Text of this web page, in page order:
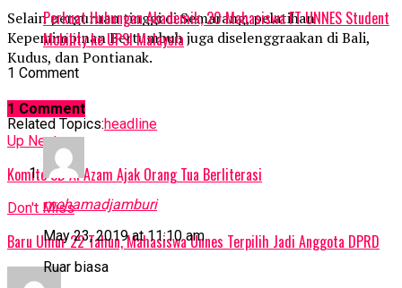
Selain perguruan tinggi di Semarang, pelatihan
Kepemimpinan Bertumbuh juga diselenggraakan di Bali,
Kudus, dan Pontianak.
Related Topics:headline
Up Next
Komite SD Al Azam Ajak Orang Tua Berliterasi
Don't Miss
Baru Umur 22 Tahun, Mahasiswa Unnes Terpilih Jadi Anggota DPRD
Perkuat Hubungan Akademik, 20 Mahasiswa FT UNNES Student
Mobility ke UPSI Malaysia
1 Comment
1 Comment
mohamadjamburi
May 23, 2019 at 11:10 am
Ruar biasa